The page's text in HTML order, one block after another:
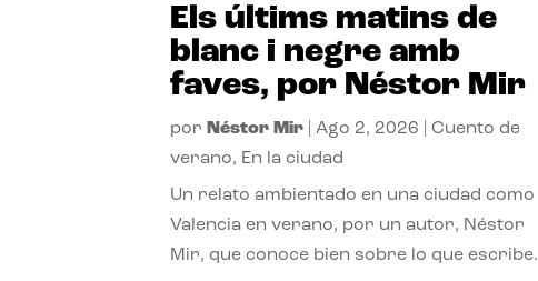
Els últims matins de
blanc i negre amb
faves, por Néstor Mir
por Néstor Mir |Ago 2, 2026 |Cuento de
verano, En la ciudad
Un relato ambientado en una ciudad como
Valencia en verano, por un autor, Néstor
Mir, que conoce bien sobre lo que escribe.